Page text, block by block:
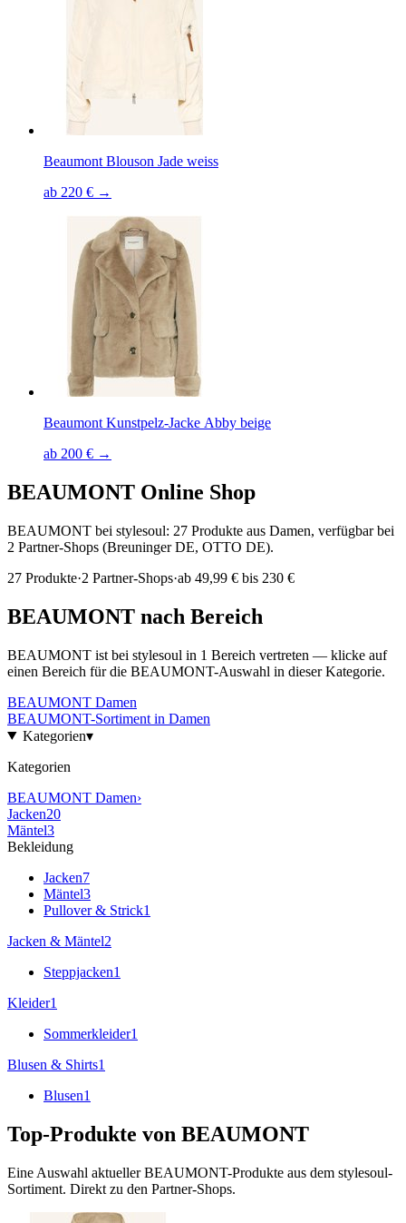
Beaumont Blouson Jade weiss
ab 220 € →
Beaumont Kunstpelz-Jacke Abby beige
ab 200 € →
BEAUMONT Online Shop
BEAUMONT bei stylesoul: 27 Produkte aus Damen, verfügbar bei
2 Partner-Shops (Breuninger DE, OTTO DE).
27 Produkte·2 Partner-Shops·ab 49,99 € bis 230 €
BEAUMONT nach Bereich
BEAUMONT ist bei stylesoul in 1 Bereich vertreten — klicke auf
einen Bereich für die BEAUMONT-Auswahl in dieser Kategorie.
BEAUMONT Damen
BEAUMONT-Sortiment in Damen
Kategorien▾
Kategorien
BEAUMONT Damen›
Jacken20
Mäntel3
Bekleidung
Jacken7
Mäntel3
Pullover & Strick1
Jacken & Mäntel2
Steppjacken1
Kleider1
Sommerkleider1
Blusen & Shirts1
Blusen1
Top-Produkte von BEAUMONT
Eine Auswahl aktuellerBEAUMONT-Produkte aus dem stylesoul-
Sortiment. Direkt zu den Partner-Shops.